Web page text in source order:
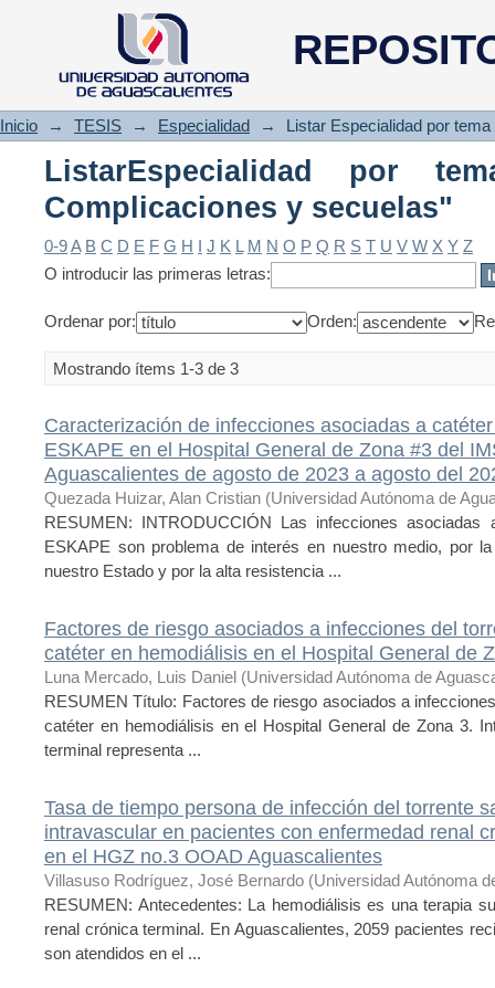
ListarEspecialidad por
secuelas"
Inicio → TESIS → Especialidad → Listar Especialidad por tema
ListarEspecialidad por
Complicaciones y secuelas"
0-9A B C D E F G H I J K L M N O P Q R S T U V W X Y Z
O introducir las primeras letras:
Ordenar por: Orden:
Mostrando ítems 1-3 de 3
Caracterización de infecciones asociadas a
ESKAPE en el Hospital General de Zona #3 del
Aguascalientes de agosto de 2023 a agosto del
Quezada Huizar, Alan Cristian (Universidad Autónoma de
RESUMEN: INTRODUCCIÓN Las infecciones
ESKAPE son problema de interés en nuestro medio, por
nuestro Estado y por la alta resistencia ...
Factores de riesgo asociados a infecciones del
catéter en hemodiálisis en el Hospital General de
Luna Mercado, Luis Daniel (Universidad Autónoma de
RESUMEN Título: Factores de riesgo asociados a
catéter en hemodiálisis en el Hospital General de Zona 3.
terminal representa ...
Tasa de tiempo persona de infección del torrente
intravascular en pacientes con enfermedad renal
en el HGZ no.3 OOAD Aguascalientes
Villasuso Rodríguez, José Bernardo (Universidad Autónoma
RESUMEN: Antecedentes: La hemodiálisis es una terapia
renal crónica terminal. En Aguascalientes, 2059 pacientes
son atendidos en el ...